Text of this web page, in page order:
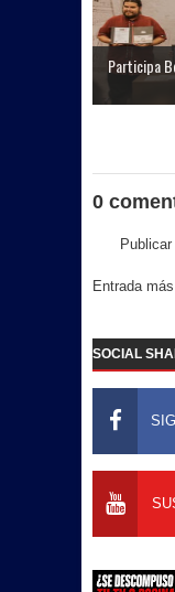
Participa
0
Entrada
SOCIAL